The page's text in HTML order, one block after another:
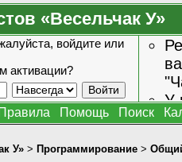
«Весельчак У»
войдите или
активации?
У
Правила Помощь Поиск
У» > Программирование >